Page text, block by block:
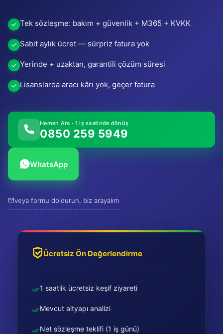
Tek sözleşme: bakım + güvenlik + M365 + KVKK
Sabit aylık ücret — sürpriz fatura yok
Yerinde + uzaktan, garantili çözüm süresi
Lisanslarda aracı kârı yok, geçer fatura
Hemen Ara · 1 iş saatinde dönüş
0850 259 5949
WhatsApp
veya formu doldurun, biz arayalım
Ücretsiz Ön Değerlendirme
1 saatlik ücretsiz keşif ziyareti
Mevcut altyapı analizi
Net sözleşme teklifi (1 iş günü)